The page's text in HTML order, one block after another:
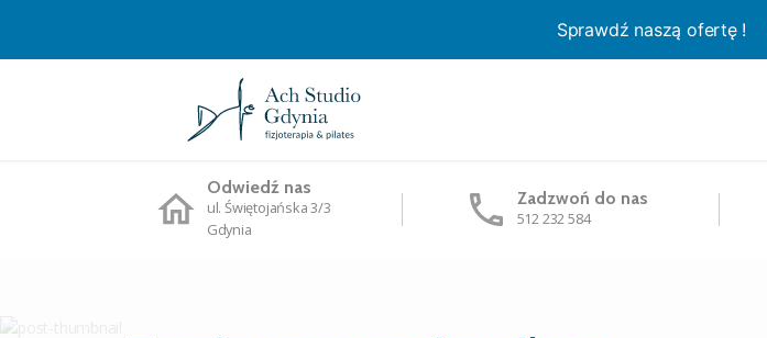
Sprawdź naszą ofertę !
Odwiedź nas
ul. Świętojańska 3/3
Gdynia
Zadzwoń do nas
512 232 584